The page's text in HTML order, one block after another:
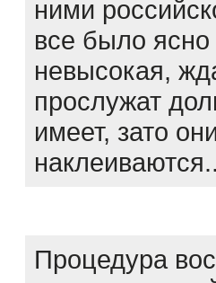
ними
все было
невысокая,
прослужат
имеет, зато
Процедура